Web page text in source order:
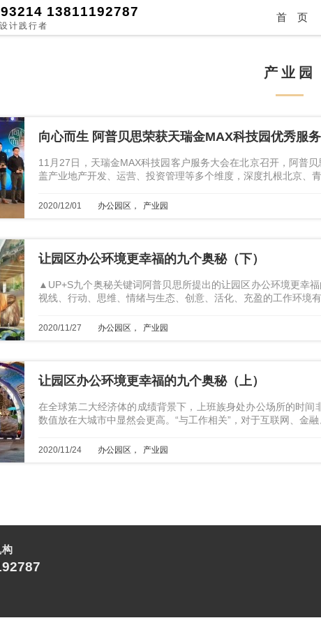
13811192787
计践行者
首 页
产业园
向心而生 阿普贝思荣获天瑞金MAX科技园优秀服
11月27日，天瑞金MAX科技园客户服务大会在北京召开，阿普
盖产业地产开发、运营、投资管理等多个维度，深度扎根北京、
2020/12/01 办公园区 产业园
让园区办公环境更幸福的九个奥秘（下）
▲UP+S九个奥秘关键词阿普贝思所提出的让园区办公环境更幸
视线、行动、思维、情绪与生态、创意、活化、充盈的工作环境
2020/11/27 办公园区 产业园
让园区办公环境更幸福的九个奥秘（上）
在全球第二大经济体的成绩背景下，上班族身处办公场所的时
数值放在大城市中显然会更高。“与工作相关”，对于互联网、金
2020/11/24 办公园区 产业园